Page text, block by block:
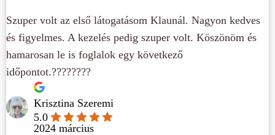
Szuper volt az első látogatásom Klaunál. Nagyon kedves
és figyelmes. A kezelés pedig szuper volt. Köszönöm és
hamarosan le is foglalok egy következő
időpontot.????????
Krisztina Szeremi
5.0
2024 március